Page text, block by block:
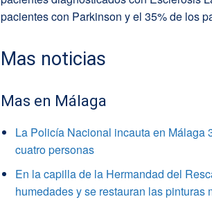
pacientes con Parkinson y el 35% de los
Mas noticias
Mas en Málaga
La Policía Nacional incauta en Málaga
cuatro personas
En la capilla de la Hermandad del
humedades y se restauran las pinturas